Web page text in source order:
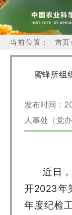
当前位置： 首页
蜜蜂所组
发布时间：
人事处（党
近日
开2023年
年度纪检